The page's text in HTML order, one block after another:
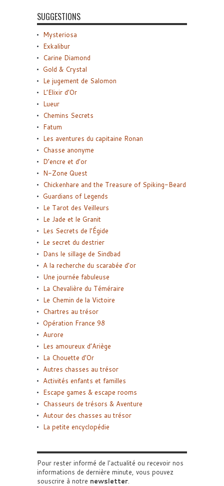
SUGGESTIONS
Mysteriosa
Exkalibur
Carine Diamond
Gold & Crystal
Le jugement de Salomon
L’Elixir d’Or
Lueur
Chemins Secrets
Fatum
Les aventures du capitaine Ronan
Chasse anonyme
D’encre et d’or
N-Zone Quest
Chickenhare and the Treasure of Spiking-Beard
Guardians of Legends
Le Tarot des Veilleurs
Le Jade et le Granit
Les Secrets de l’Égide
Le secret du destrier
Dans le sillage de Sindbad
A la recherche du scarabée d’or
Une journée fabuleuse
La Chevalière du Téméraire
Le Chemin de la Victoire
Chartres au trésor
Opération France 98
Aurore
Les amoureux d’Ariège
La Chouette d’Or
Autres chasses au trésor
Activités enfants et familles
Escape games & escape rooms
Chasseurs de trésors & Aventure
Autour des chasses au trésor
La petite encyclopédie
Pour rester informé de l'actualité ou recevoir nos
informations de dernière minute, vous pouvez
souscrire à notre newsletter.